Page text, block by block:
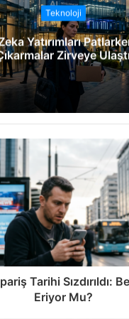
t
e
s
i
Teknoloji
Yatırımları
Zirveye
Tarihi Sızdırıldı:
Eriyor Mu?